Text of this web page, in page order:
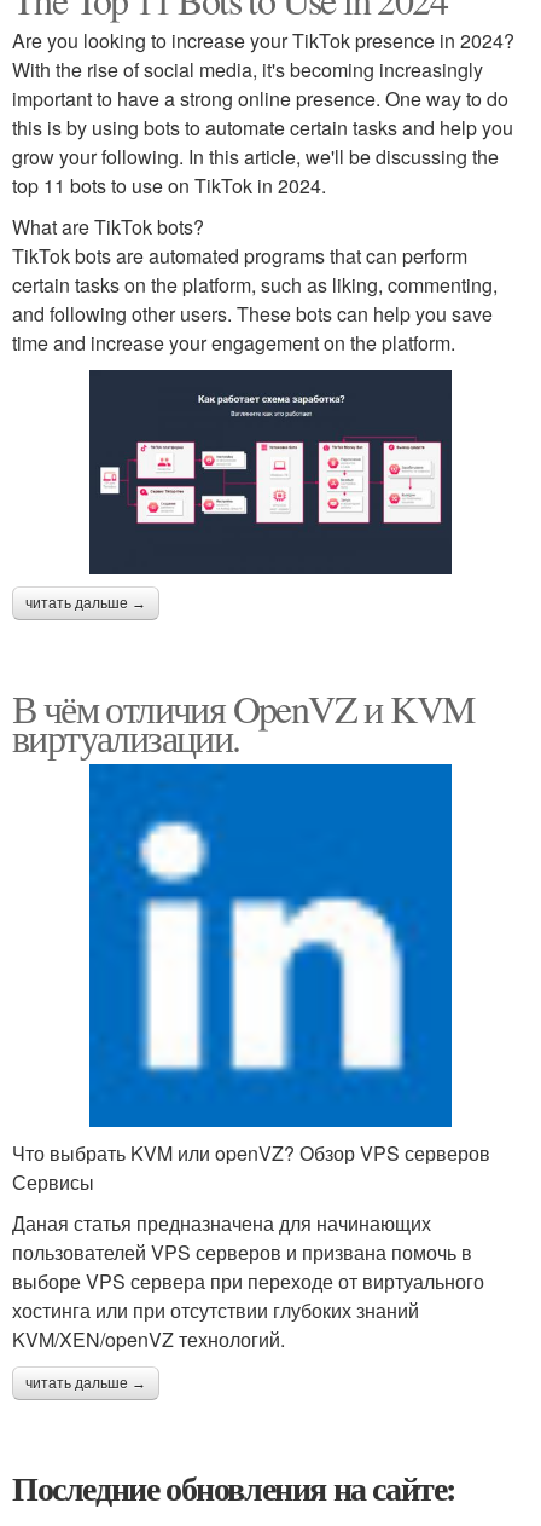
Are you looking to increase your TikTok presence in 2024?
With the rise of social media, it's becoming increasingly
important to have a strong online presence. One way to do
this is by using bots to automate certain tasks and help you
grow your following. In this article, we'll be discussing the
top 11 bots to use on TikTok in 2024.
What are TikTok bots?
TikTok bots are automated programs that can perform
certain tasks on the platform, such as liking, commenting,
and following other users. These bots can help you save
time and increase your engagement on the platform.
читать дальше →
В чём отличия OpenVZ и KVM
виртуализации.
Что выбрать KVM или openVZ? Обзор VPS серверов
Сервисы
Даная статья предназначена для начинающих
пользователей VPS серверов и призвана помочь в
выборе VPS сервера при переходе от виртуального
хостинга или при отсутствии глубоких знаний
KVM/XEN/openVZ технологий.
читать дальше →
Последние обновления на сайте: